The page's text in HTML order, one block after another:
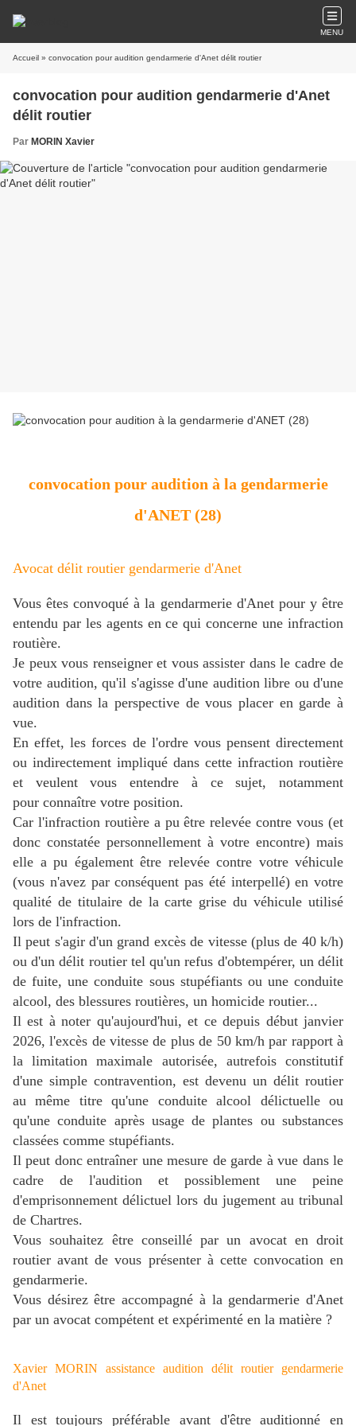
MENU
Accueil » convocation pour audition gendarmerie d'Anet délit routier
convocation pour audition gendarmerie d'Anet
délit routier
Par MORIN Xavier
convocation pour audition à la gendarmerie
d'ANET (28)
Avocat délit routier gendarmerie d'Anet
Vous êtes convoqué à la gendarmerie d'Anet pour y être
entendu par les agents en ce qui concerne une infraction
routière.
Je peux vous renseigner et vous assister dans le cadre de
votre audition, qu'il s'agisse d'une audition libre ou d'une
audition dans la perspective de vous placer en garde à
vue.
En effet, les forces de l'ordre vous pensent directement
ou indirectement impliqué dans cette infraction routière
et veulent vous entendre à ce sujet, notamment
pour connaître votre position.
Car l'infraction routière a pu être relevée contre vous (et
donc constatée personnellement à votre encontre) mais
elle a pu également être relevée contre votre véhicule
(vous n'avez par conséquent pas été interpellé) en votre
qualité de titulaire de la carte grise du véhicule utilisé
lors de l'infraction.
Il peut s'agir d'un grand excès de vitesse (plus de 40 k/h)
ou d'un délit routier tel qu'un refus d'obtempérer, un délit
de fuite, une conduite sous stupéfiants ou une conduite
alcool, des blessures routières, un homicide routier...
Il est à noter qu'aujourd'hui, et ce depuis début janvier
2026, l'excès de vitesse de plus de 50 km/h par rapport à
la limitation maximale autorisée, autrefois constitutif
d'une simple contravention, est devenu un délit routier
au même titre qu'une conduite alcool délictuelle ou
qu'une conduite après usage de plantes ou substances
classées comme stupéfiants.
Il peut donc entraîner une mesure de garde à vue dans le
cadre de l'audition et possiblement une peine
d'emprisonnement délictuel lors du jugement au tribunal
de Chartres.
Vous souhaitez être conseillé par un avocat en droit
routier avant de vous présenter à cette convocation en
gendarmerie.
Vous désirez être accompagné à la gendarmerie d'Anet
par un avocat compétent et expérimenté en la matière ?
Xavier MORIN assistance audition délit routier gendarmerie
d'Anet
Il est toujours préférable avant d'être auditionné en